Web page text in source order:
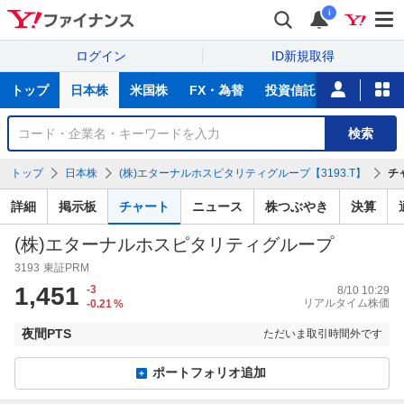
i
ログイン ID新規取得
サ
トップ 日本株 米国株 FX・為替 投資信託 ニュース
銘
検
索
検索
トップ 日本株 (株)エターナルホスピタリティグループ【3193.T】 チ
詳細 掲示板 チャート ニュース 株つぶやき 決算
(株)エターナルホスピタリティグループ
3193 東証PRM
1,451
-3
-0.21 %
8/10 10:29
リアルタイム株価
夜間PTS ただいま取引時間外です
ポートフォリオ追加